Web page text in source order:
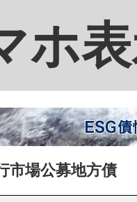
ホ
市場公募地方債